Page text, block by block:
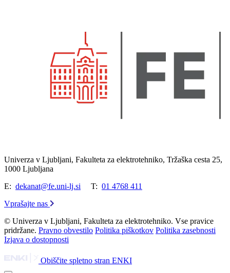
Univerza v Ljubljani, Fakulteta za elektrotehniko, Tržaška cesta 25,
1000 Ljubljana
E: dekanat@fe.uni-lj.si T: 01 4768 411
Vprašajte nas
© Univerza v Ljubljani, Fakulteta za elektrotehniko. Vse pravice
pridržane. Pravno obvestilo Politika piškotkov Politika zasebnosti
Izjava o dostopnosti
Obiščite spletno stran ENKI